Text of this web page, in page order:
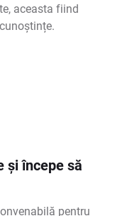
aceasta fiind
și începe să
pentru